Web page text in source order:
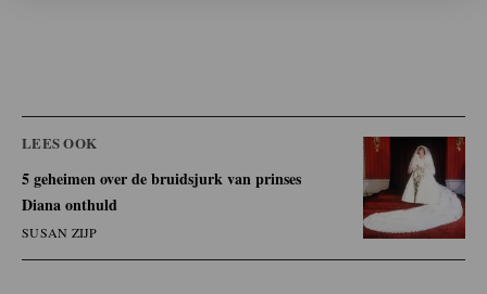
LEES OOK
5 geheimen over de bruidsjurk van prinses
Diana onthuld
SUSAN ZIJP